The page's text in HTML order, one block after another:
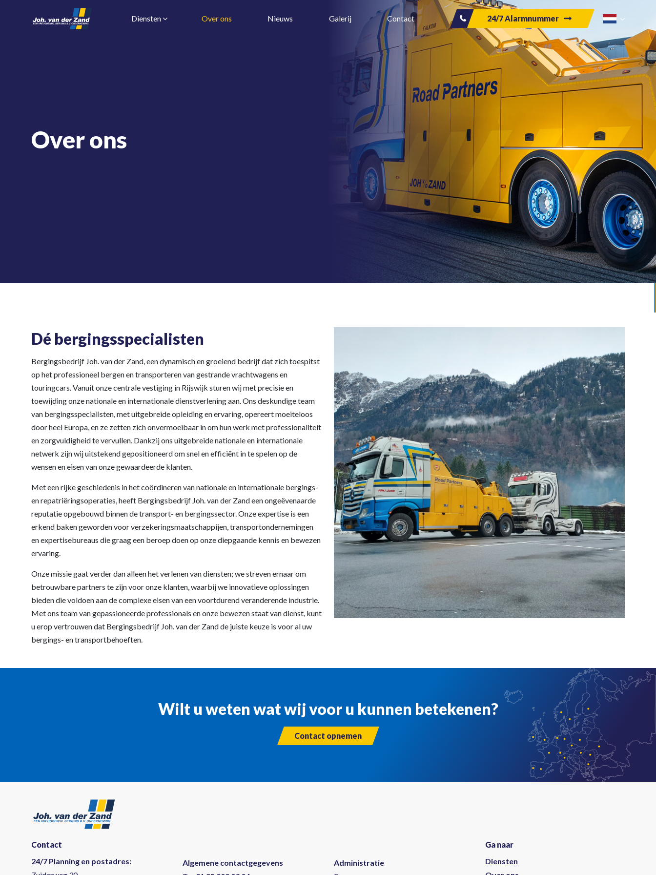
Diensten Over ons Nieuws Galerij Contact 24/7 Alarmnummer
Over ons
Dé bergingsspecialisten
Bergingsbedrijf Joh. van der Zand, een dynamisch en groeiend bedrijf dat zich toespitst
op het professioneel bergen en transporteren van gestrande vrachtwagens en
touringcars. Vanuit onze centrale vestiging in Rijswijk sturen wij met precisie en
toewijding onze nationale en internationale dienstverlening aan. Ons deskundige team
van bergingsspecialisten, met uitgebreide opleiding en ervaring, opereert moeiteloos
door heel Europa, en ze zetten zich onvermoeibaar in om hun werk met professionaliteit
en zorgvuldigheid te vervullen. Dankzij ons uitgebreide nationale en internationale
netwerk zijn wij uitstekend gepositioneerd om snel en efficiënt in te spelen op de
wensen en eisen van onze gewaardeerde klanten.
Met een rijke geschiedenis in het coördineren van nationale en internationale bergings-
en repatriëringsoperaties, heeft Bergingsbedrijf Joh. van der Zand een ongeëvenaarde
reputatie opgebouwd binnen de transport- en bergingssector. Onze expertise is een
erkend baken geworden voor verzekeringsmaatschappijen, transportondernemingen
en expertisebureaus die graag een beroep doen op onze diepgaande kennis en bewezen
ervaring.
Onze missie gaat verder dan alleen het verlenen van diensten; we streven ernaar om
betrouwbare partners te zijn voor onze klanten, waarbij we innovatieve oplossingen
bieden die voldoen aan de complexe eisen van een voortdurend veranderende industrie.
Met ons team van gepassioneerde professionals en onze bewezen staat van dienst, kunt
u erop vertrouwen dat Bergingsbedrijf Joh. van der Zand de juiste keuze is voor al uw
bergings- en transportbehoeften.
Wilt u weten wat wij voor u kunnen betekenen?
Contact opnemen
Contact
24/7 Planning en postadres:
Algemene contactgegevens
Administratie
Ga naar
Diensten